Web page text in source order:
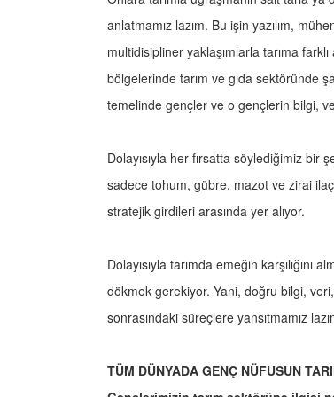
anlatmamız lazım. Bu işin yazılım,
multidisipliner yaklaşımlarla tarıma
bölgelerinde tarım ve gıda sektöründe
temelinde gençler ve o gençlerin bilgi,
Dolayısıyla her fırsatta söylediğimiz bir
sadece tohum, gübre, mazot ve zirai
stratejik girdileri arasında yer alıyor.
Dolayısıyla tarımda emeğin
dökmek gerekiyor. Yani, doğru bilgi,
sonrasındaki süreçlere yansıtmamız
TÜM DÜNYADA GENÇ NÜFUSUN